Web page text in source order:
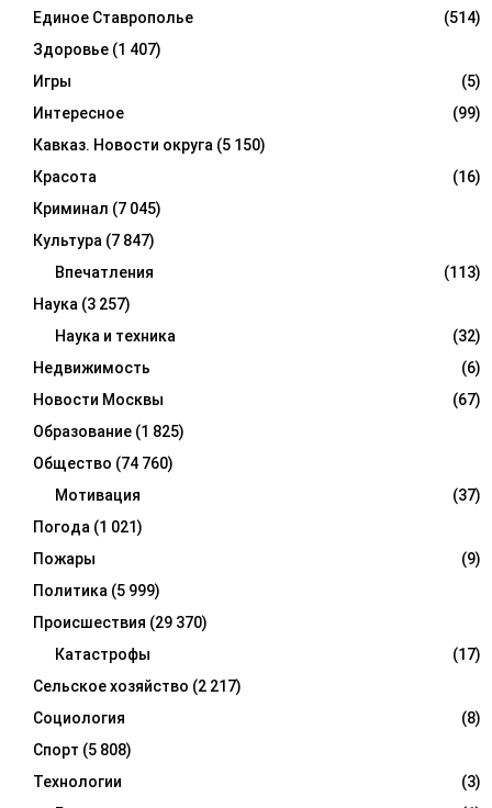
Единое Ставрополье
(514)
Здоровье (1 407)
Игры
(5)
Интересное
(99)
Кавказ. Новости округа (5 150)
Красота
(16)
Криминал (7 045)
Культура (7 847)
Впечатления
(113)
Наука (3 257)
Наука и техника
(32)
Недвижимость
(6)
Новости Москвы
(67)
Образование (1 825)
Общество (74 760)
Мотивация
(37)
Погода (1 021)
Пожары
(9)
Политика (5 999)
Происшествия (29 370)
Катастрофы
(17)
Сельское хозяйство (2 217)
Социология
(8)
Спорт (5 808)
Технологии
(3)